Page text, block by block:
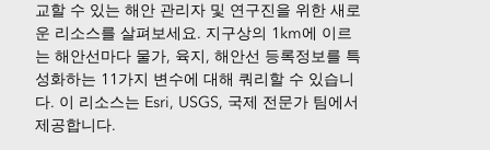
교할 수 있는 해안 관리자 및 연구진을 위한 새로
운 리소스를 살펴보세요. 지구상의 1km에 이르
는 해안선마다 물가, 육지, 해안선 등록정보를 특
성화하는 11가지 변수에 대해 쿼리할 수 있습니
다. 이 리소스는 Esri, USGS, 국제 전문가 팀에서
제공합니다.